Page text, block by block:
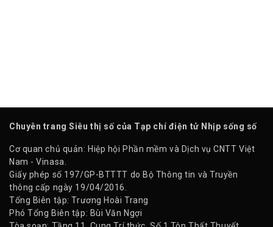
Chuyên trang Siêu thị số của Tạp chí điện tử Nhịp sống số
Cơ quan chủ quản: Hiệp hội Phần mềm và Dịch vụ CNTT Việt
Nam - Vinasa.
Giấy phép số 197/GP-BTTTT do Bộ Thông tin và Truyền
thông cấp ngày 19/04/2016.
Tổng Biên tập: Trương Hoài Trang
Phó Tổng Biên tập: Bùi Văn Ngợi